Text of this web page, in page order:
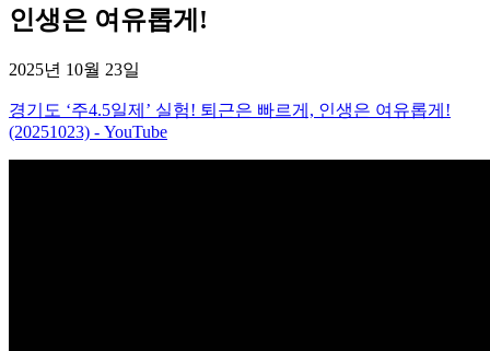
인생은 여유롭게!
2025년 10월 23일
경기도 ‘주4.5일제’ 실험! 퇴근은 빠르게, 인생은 여유롭게!
(20251023) - YouTube